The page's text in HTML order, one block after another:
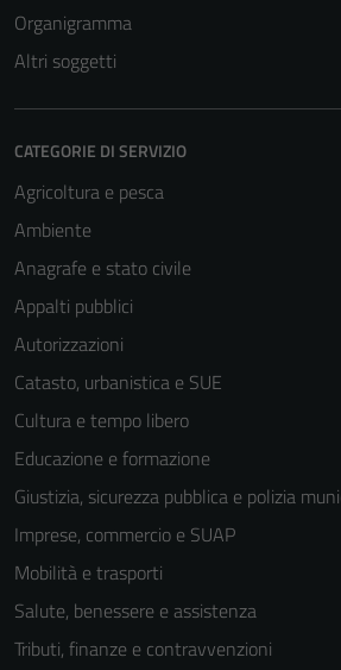
Organigramma
Altri soggetti
CATEGORIE DI SERVIZIO
Agricoltura e pesca
Ambiente
Anagrafe e stato civile
Appalti pubblici
Autorizzazioni
Catasto, urbanistica e SUE
Cultura e tempo libero
Educazione e formazione
Giustizia, sicurezza pubblica e polizia
Imprese, commercio e SUAP
Mobilità e trasporti
Salute, benessere e assistenza
Tributi, finanze e contravvenzioni